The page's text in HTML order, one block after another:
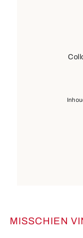
Productgalerij
MISSCHIEN